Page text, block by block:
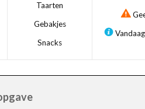
Taarten
Gebakjes
Snacks